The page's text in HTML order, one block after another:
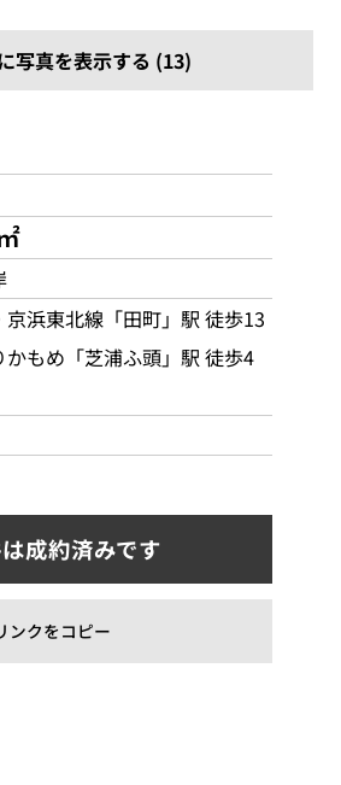
写真を表示する (13)
京浜東北線「田町」駅 徒歩13
かもめ「芝浦ふ頭」駅 徒歩4
ンクをコピー